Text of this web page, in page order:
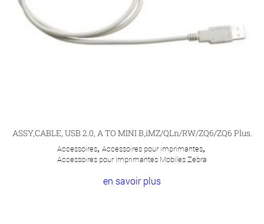
ASSY,CABLE, USB 2.0, A TO MINI B,iMZ/QLn/RW/ZQ6/ZQ6 Plus.
Accessoires, Accessoires pour imprimantes,
Accessoires pour Imprimantes Mobiles Zebra
en savoir plus